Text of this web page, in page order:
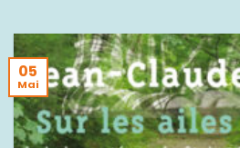
05
Mai